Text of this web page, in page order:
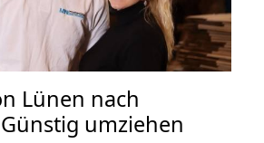
Lünen nach
umziehen